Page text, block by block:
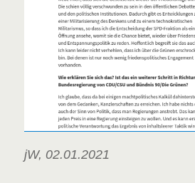
jW, 02.01.2021